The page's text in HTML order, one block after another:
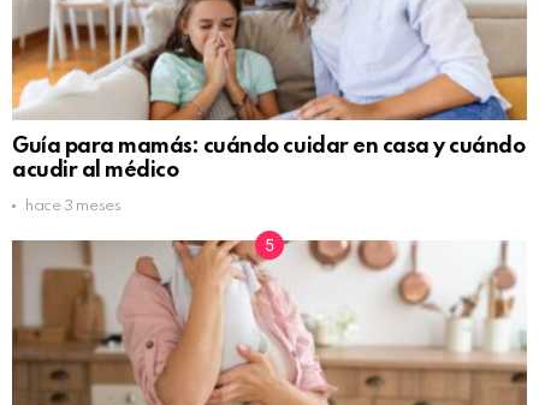
Guía para mamás: cuándo cuidar en casa y cuándo
acudir al médico
hace 3 meses